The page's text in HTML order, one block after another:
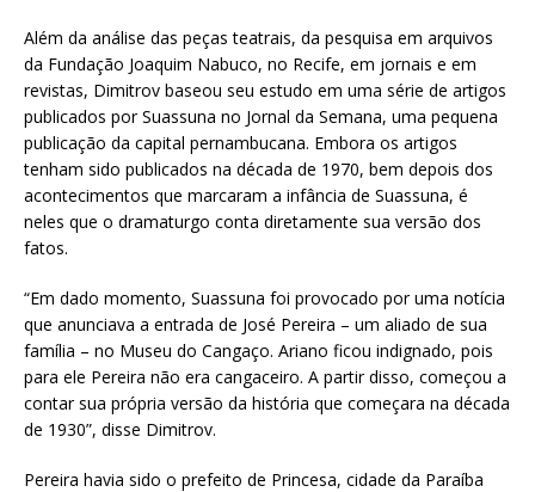
Além da análise das peças teatrais, da pesquisa em arquivos
da Fundação Joaquim Nabuco, no Recife, em jornais e em
revistas, Dimitrov baseou seu estudo em uma série de artigos
publicados por Suassuna no Jornal da Semana, uma pequena
publicação da capital pernambucana. Embora os artigos
tenham sido publicados na década de 1970, bem depois dos
acontecimentos que marcaram a infância de Suassuna, é
neles que o dramaturgo conta diretamente sua versão dos
fatos.
“Em dado momento, Suassuna foi provocado por uma notícia
que anunciava a entrada de José Pereira – um aliado de sua
família – no Museu do Cangaço. Ariano ficou indignado, pois
para ele Pereira não era cangaceiro. A partir disso, começou a
contar sua própria versão da história que começara na década
de 1930”, disse Dimitrov.
Pereira havia sido o prefeito de Princesa, cidade da Paraíba